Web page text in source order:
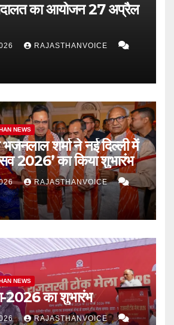
का आयोजन 27 अप्रैल
RAJASTHANVOICE
NEWS
शर्मा ने नई दिल्ली में
2026’ का किया शुभारंभ
RAJASTHANVOICE
NEWS
2026 का शुभारंभ
RAJASTHANVOICE